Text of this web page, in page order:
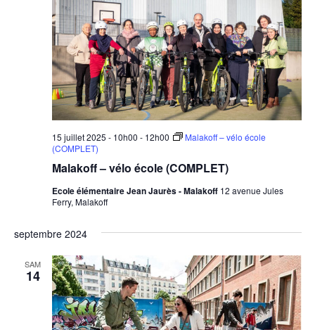
Malakoff – vélo école (COMPLET)
15 juillet 2025 - 10h00 - 12h00
Malakoff – vélo école
(COMPLET)
Ecole élémentaire Jean Jaurès - Malakoff 12 avenue Jules
Ferry, Malakoff
septembre 2024
SAM
14